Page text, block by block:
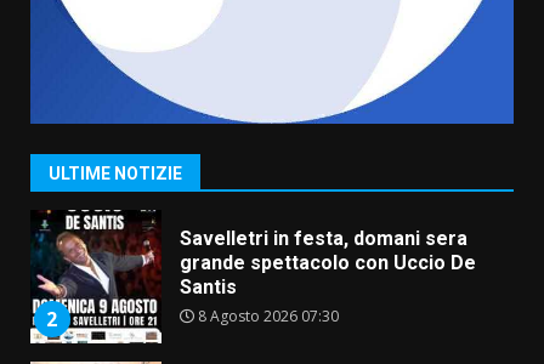
ULTIME NOTIZIE
6 Agosto 2026 14:16
1
La Banda Città di Fasano apre
ufficialmente la Festa di
2
Savelletri in festa, domani sera
grande spettacolo con Uccio De
Santis
8 Agosto 2026 07:30